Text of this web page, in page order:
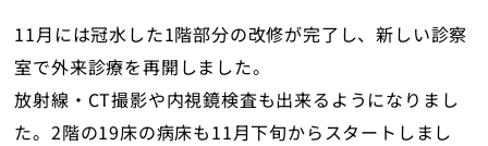
11月には冠水した1階部分の改修が完了し、新しい診察
室で外来診療を再開しました。
放射線・CT撮影や内視鏡検査も出来るようになりまし
た。2階の19床の病床も11月下旬からスタートしまし